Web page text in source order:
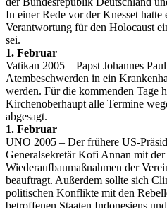
In einer Rede vor der Knesset hatte
Verantwortung für den Holocaust
sei.
1. Februar
Vatikan 2005 – Papst Johannes
Atembeschwerden in ein
werden. Für die kommenden Tage
Kirchenoberhaupt alle Termine
abgesagt.
1. Februar
UNO 2005 – Der frühere US-
Generalsekretär Kofi Annan mit
Wiederaufbaumaßnahmen der
beauftragt. Außerdem sollte sich
politischen Konflikte mit den
betroffenen Staaten Indonesiens